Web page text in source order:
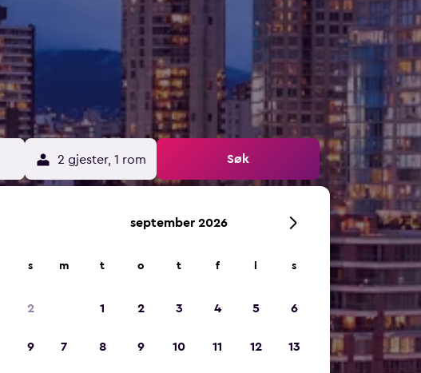
2 gjester, 1 rom Søk
s
2
9
september 2026
m t o t f s
1 2 3 4 5 6
7 8 9 10 11 12 13